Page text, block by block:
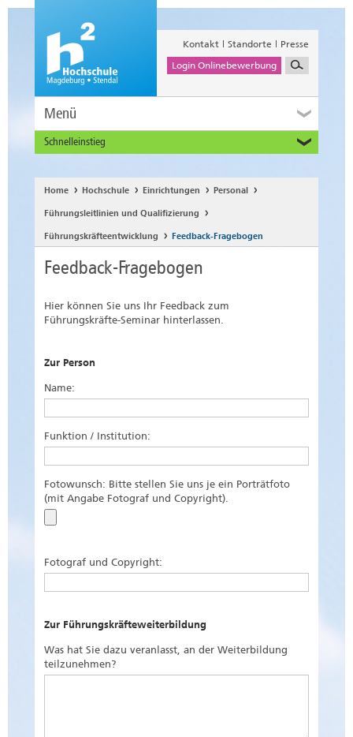
Kontakt Standorte
Presse
Login Onlinebewerbung
Menü
Schnelleinstieg
Alumni
Unternehmen und Institutionen
Beschäftigte
International
Home Hochschule Einrichtungen Personal
Führungsleitlinien und Qualifizierung
Führungskräfteentwicklung Feedback-Fragebogen
Feedback-Fragebogen
Hier können Sie uns Ihr Feedback zum
Führungskräfte-Seminar hinterlassen.
Zur Person
Name:
Funktion / Institution:
Fotowunsch: Bitte stellen Sie uns je ein Porträtfoto
(mit Angabe Fotograf und Copyright).
Fotograf und Copyright:
Zur Führungskräfteweiterbildung
Was hat Sie dazu veranlasst, an der Weiterbildung
teilzunehmen?